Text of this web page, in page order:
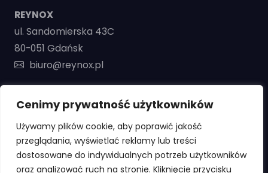
Cenimy prywatność użytkowników
Używamy plików cookie, aby poprawić jakość
przeglądania, wyświetlać reklamy lub treści
dostosowane do indywidualnych potrzeb użytkowników
oraz analizować ruch na stronie. Kliknięcie przycisku
REYNOX
ul. Sandomierska 43C
80-051 Gdańsk
biuro@reynox.pl
+48 668 130 448